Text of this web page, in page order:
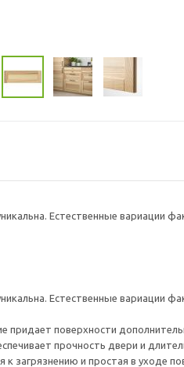
Естественные вариации
Естественные вариации
придает поверхности
прочность двери и
к загрязнению и простая в уходе